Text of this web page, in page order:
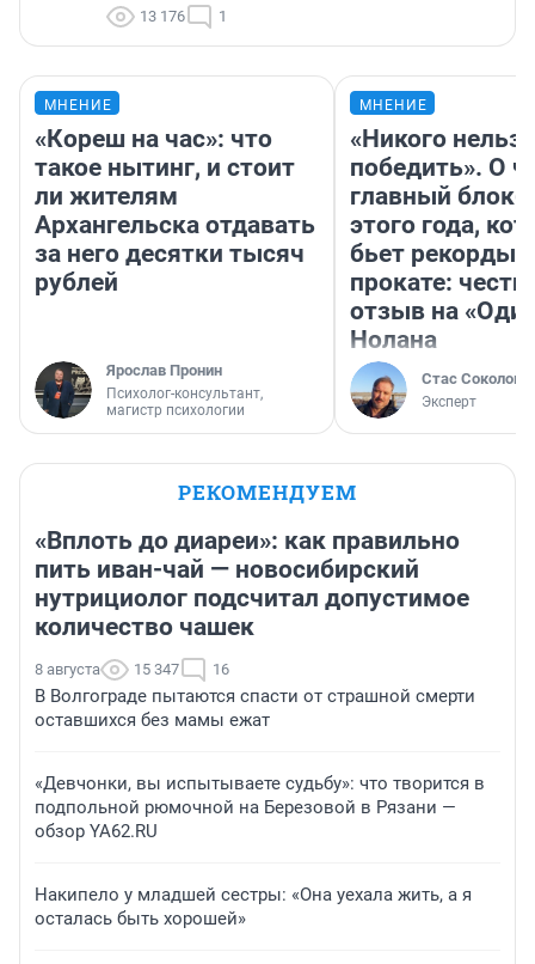
13 176 1
МНЕНИЕ
«Кореш на час»: что
такое нытинг, и стоит
ли жителям
Архангельска отдавать
за него десятки тысяч
рублей
Ярослав Пронин
Психолог-консультант,
магистр психологии
МНЕНИЕ
«Никого нельзя
победить». О
главный
этого года,
бьет рекорды в
прокате:
отзыв на
Нолана
Стас Соколов
Эксперт
РЕКОМЕНДУЕМ
«Вплоть до диареи»: как правильно
пить иван-чай — новосибирский
нутрициолог подсчитал допустимое
количество чашек
8 августа 15 347 16
В Волгограде пытаются спасти от страшной смерти
оставшихся без мамы ежат
«Девчонки, вы испытываете судьбу»: что творится в
подпольной рюмочной на Березовой в Рязани —
обзор YA62.RU
Накипело у младшей сестры: «Она уехала жить, а я
осталась быть хорошей»